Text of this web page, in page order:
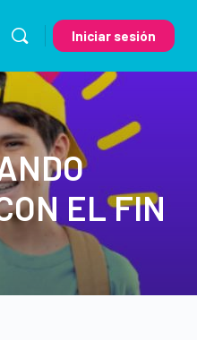
Iniciar sesión
EL FIN